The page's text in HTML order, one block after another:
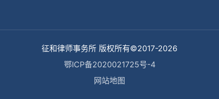
征和律师事务所 版权所有©2017-2026
鄂ICP备2020021725号-4
网站地图